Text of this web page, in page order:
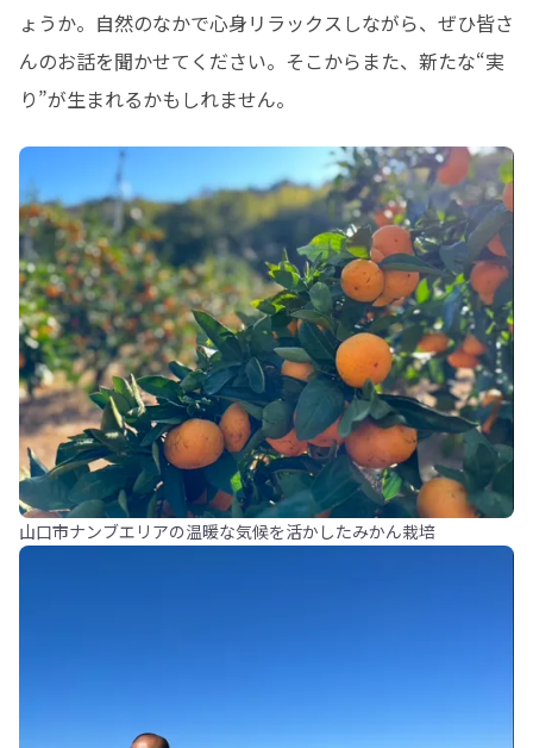
ょうか。自然のなかで心身リラックスしながら、ぜひ皆さ
んのお話を聞かせてください。そこからまた、新たな“実
り”が生まれるかもしれません。
山口市ナンブエリアの温暖な気候を活かしたみかん栽培